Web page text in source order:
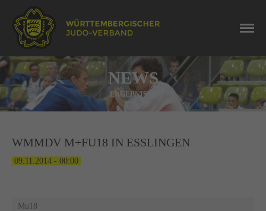
NEWS
ERGEBNISSE
WMMDV M+FU18 IN ESSLINGEN
09.11.2014 - 00:00
Mu18